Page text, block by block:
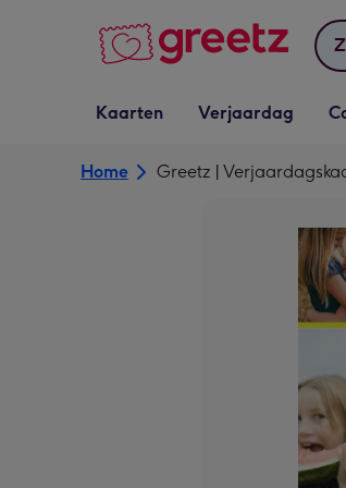
Vervolgkeuzelijst
Kaarten openen
Kaarten
Vervolgkeuzelijst
Verjaardag openen
Verjaardag
Home Greetz |